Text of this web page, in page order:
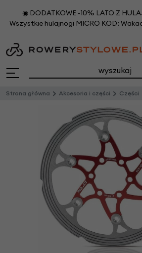
◉ DODATKOWE -10% LATO Z
Wszystkie hulajnogi MICRO KOD:
Strona główna Akcesoria i części Części